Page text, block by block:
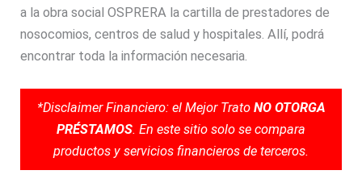
a la obra social OSPRERA la cartilla de prestadores de
nosocomios, centros de salud y hospitales. Allí, podrá
encontrar toda la información necesaria.
*Disclaimer Financiero: el Mejor Trato NO OTORGA
PRÉSTAMOS. En este sitio solo se compara
productos y servicios financieros de terceros.